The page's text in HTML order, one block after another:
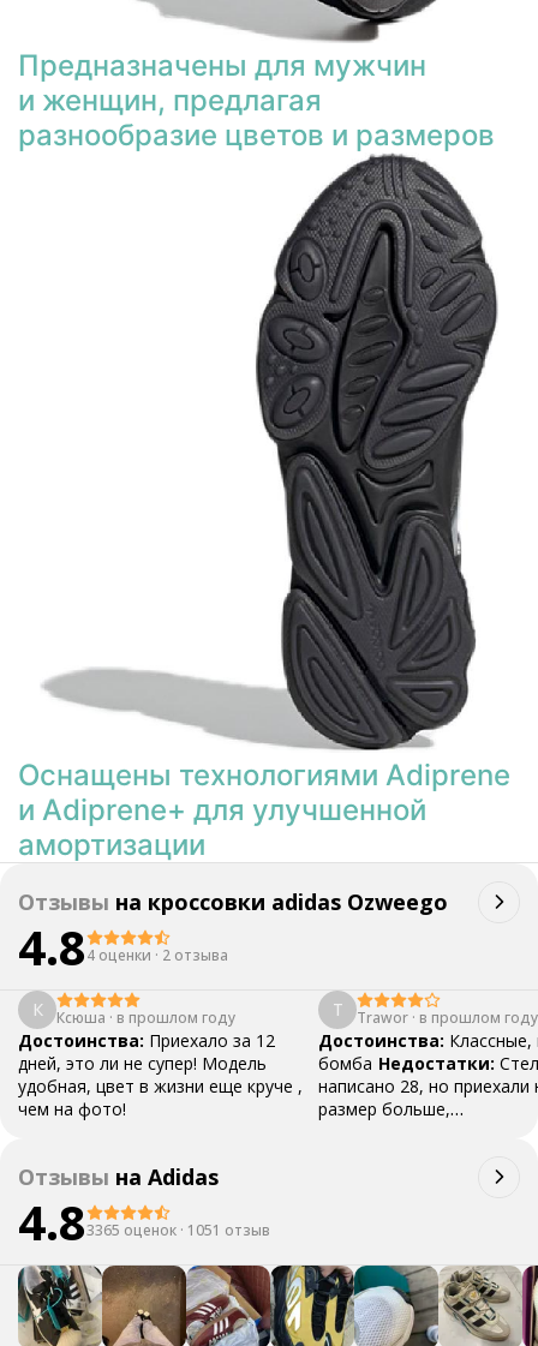
Предназначены для мужчин
и женщин, предлагая
разнообразие цветов и размеров
Оснащены технологиями Adiprene
и Adiprene+ для улучшенной
амортизации
Отзывы на кроссовки adidas Ozweego
4.84 оценки · 2 отзыва
К Ксюша · в прошлом году
Достоинства: Приехало за 12
дней, это ли не супер! Модель
удобная, цвет в жизни еще круче ,
чем на фото!
T Trawor · в прошлом году
Достоинства: Классные,
бомба Недостатки:
написано 28, но приехали
размер больше,
стоял как в ластах,
Отзывы на Adidas
4.83365 оценок · 1051 отзыв